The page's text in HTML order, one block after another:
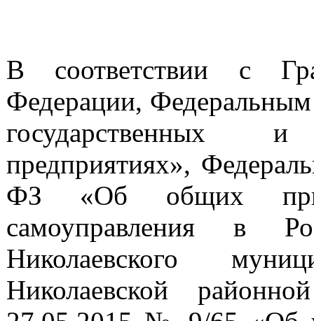
В соответствии с
Федерации,
государственных
предприятиях»,
ФЗ «Об общих
самоуправления в
Николаевского
Николаевской